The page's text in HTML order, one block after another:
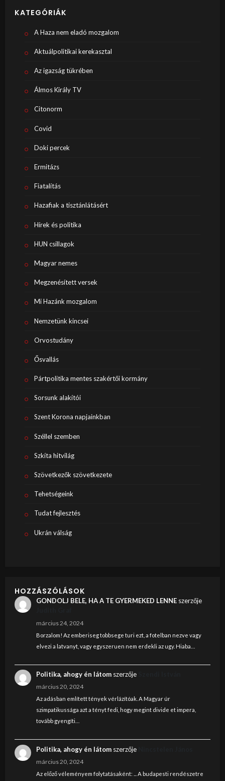
KATEGÓRIÁK
A Haza nem eladó mozgalom
Aktuálpolitikai kerekasztal
Az igazság tükrében
Álmos Király TV
Citonorm
Covid
Doki percek
Ermitázs
Fiatalítás
Hazafiak a tisztánlátásért
Hírek és politika
HUN csillagok
Magyar nemes
Megzenésített versek
Mi Hazánk mozgalom
Nemzetünk kincsei
Orvostudány
Ősvallás
Pártpolitika mentes szakértői kormány
Sorsunk alakítói
Szent Korona napjainkban
Széllel szemben
Szkíta hitvilág
Szövetkezők szövetkezete
Tehetségeink
Tudat fejlesztés
Ukrán válság
HOZZÁSZÓLÁSOK
GONDOLJ BELE, HA A TE GYERMEKED LENNEszerzője
március 24, 2024
Borzalom! Az emberiseg tobbsege turi ezt, a fotelban nezve vagy
elvezi a latvanyt, vagy egyszeruen nem erdekli az ugy. Hiaba…
Politika, ahogy én látomszerzője
március 20, 2024
Az adásban említett tények vérlázítóak. A Magyar úr
szimpatikussága azt a tényt fedi, hogy megint divide et impera,
tovább gyengíti…
Politika, ahogy én látomszerzője
március 20, 2024
Az előző véleményem folytatásaként: ... A budapesti rendészetre